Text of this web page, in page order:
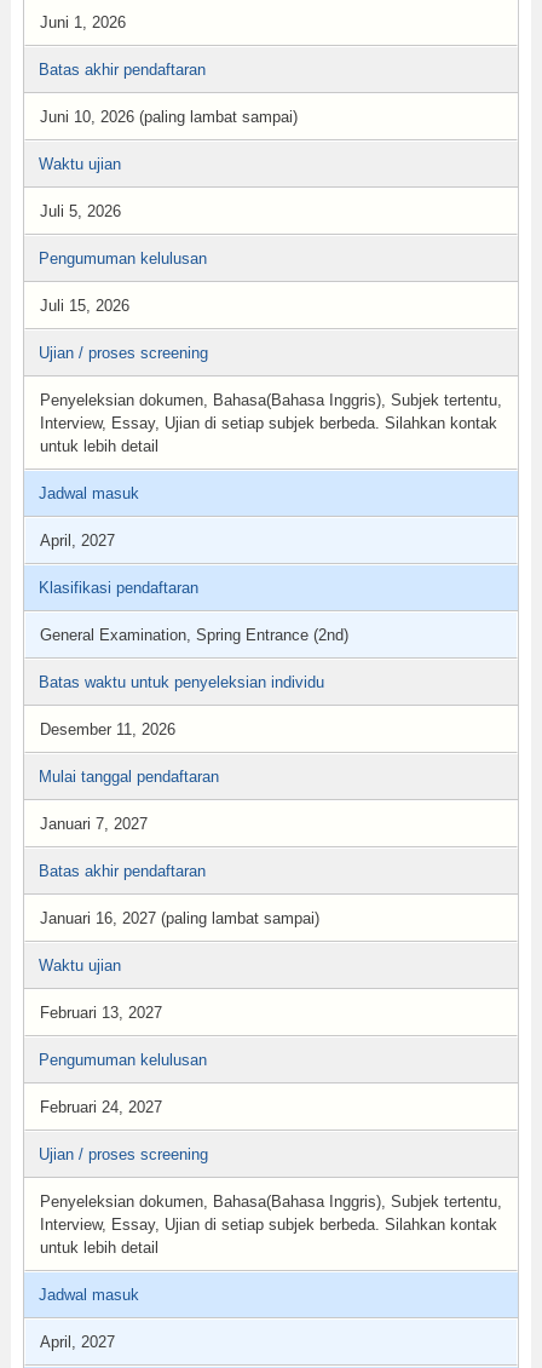
Juni 1, 2026
Batas akhir pendaftaran
Juni 10, 2026 (paling lambat sampai)
Waktu ujian
Juli 5, 2026
Pengumuman kelulusan
Juli 15, 2026
Ujian / proses screening
Penyeleksian dokumen, Bahasa(Bahasa Inggris), Subjek tertentu,
Interview, Essay, Ujian di setiap subjek berbeda. Silahkan kontak
untuk lebih detail
Jadwal masuk
April, 2027
Klasifikasi pendaftaran
General Examination, Spring Entrance (2nd)
Batas waktu untuk penyeleksian individu
Desember 11, 2026
Mulai tanggal pendaftaran
Januari 7, 2027
Batas akhir pendaftaran
Januari 16, 2027 (paling lambat sampai)
Waktu ujian
Februari 13, 2027
Pengumuman kelulusan
Februari 24, 2027
Ujian / proses screening
Penyeleksian dokumen, Bahasa(Bahasa Inggris), Subjek tertentu,
Interview, Essay, Ujian di setiap subjek berbeda. Silahkan kontak
untuk lebih detail
Jadwal masuk
April, 2027